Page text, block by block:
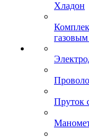
Хладон
Пруток